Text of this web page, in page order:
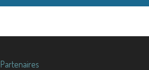
Partenaires